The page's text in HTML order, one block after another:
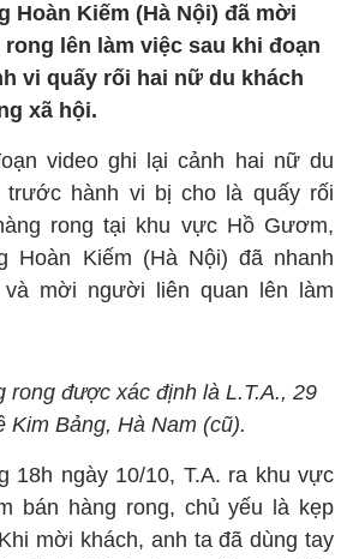
Hoàn Kiếm (Hà Nội) đã mời
lên làm việc sau khi đoạn
vi quấy rối hai nữ du khách
xã hội.
video ghi lại cảnh hai nữ du
trước hành vi bị cho là quấy rối
rong tại khu vực Hồ Gươm,
Hoàn Kiếm (Hà Nội) đã nhanh
và mời người liên quan lên làm
rong được xác định là L.T.A., 29
Kim Bảng, Hà Nam (cũ).
18h ngày 10/10, T.A. ra khu vực
bán hàng rong, chủ yếu là kẹp
mời khách, anh ta đã dùng tay